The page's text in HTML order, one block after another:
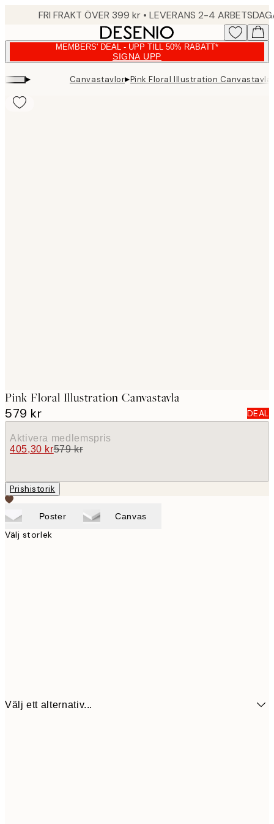
FRI FRAKT ÖVER 399 kr • LEVERANS 2-4
MEMBERS' DEAL - UPP TILL 50% RABATT*
SIGNA UPP
▸ Canvastavlor▸Pink Floral Illustration Canvastavla
Pink Floral Illustration Canvastavla
579 kr DEAL
Aktivera medlemspris
405,30 kr579 kr
Prishistorik
Poster Canvas
Välj storlek
Välj ett alternativ...